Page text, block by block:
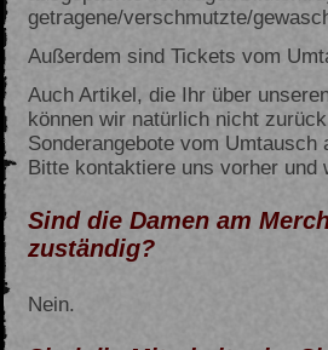
getragene/verschmutzte/
Außerdem sind Tickets vom
Auch Artikel, die Ihr über
können wir natürlich nicht
Sonderangebote vom
Bitte kontaktiere uns vorher
Sind die Damen am
zuständig?
Nein.